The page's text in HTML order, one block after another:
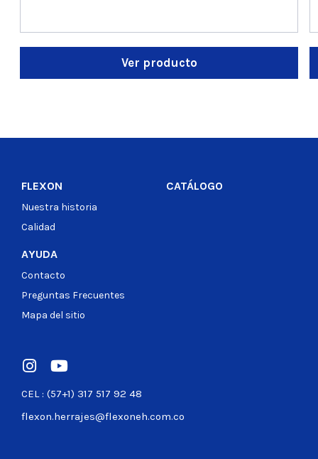
Ver producto
CEL : (57+1) 317 517 92 48
flexon.herrajes@flexoneh.com.co
FLEXON
Nuestra historia
Calidad
CATÁLOGO
AYUDA
Contacto
Preguntas Frecuentes
Mapa del sitio